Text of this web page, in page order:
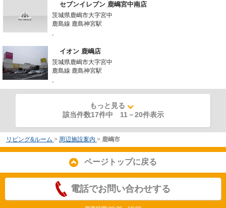
セブンイレブン 鹿嶋宮中南店
茨城県鹿嶋市大字宮中
鹿島線 鹿島神宮駅
-
イオン 鹿嶋店
茨城県鹿嶋市大字宮中
鹿島線 鹿島神宮駅
-
もっと見る
該当件数17件中 11－20件表示
リビング&ルーム > 周辺施設案内 > 鹿嶋市
ページトップに戻る
電話でお問い合わせする